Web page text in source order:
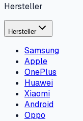
Hersteller
Hersteller
Samsung
Apple
OnePlus
Huawei
Xiaomi
Android
Oppo